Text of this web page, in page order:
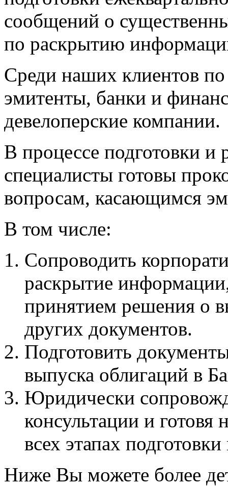
сообщений о
по раскрытию
Среди наших клиентов
эмитенты, банки и
девелоперские компании.
В процессе подготовки и
специалисты готовы
вопросам, касающимся
В том числе:
Сопроводить
раскрытие
принятием решения о
других документов.
Подготовить
выпуска облигаций в
Юридически
консультации и
всех этапах
Ниже Вы можете более